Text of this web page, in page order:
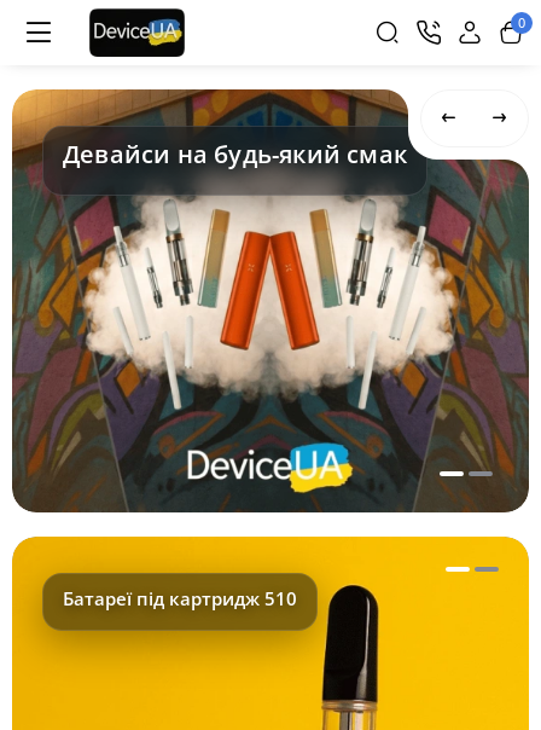
0
Девайси на будь-який смак
Батареї під картридж 510